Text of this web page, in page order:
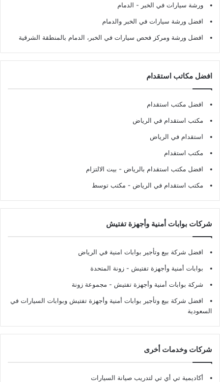
ورشة سيارات في الخبر - الدمام
افضل ورشة سيارات في الخبر والدمام
افضل ورشة ومركز فحص سيارات في الخبر، الدمام بالمنطقة الشرقية
افضل مكاتب استقدام
افضل مكتب استقدام
مكتب استقدام في الرياض
استقدام في الرياض
مكتب استقدام
افضل مكتب استقدام بالرياض - بيت الالتزام
مكتب استقدام في الرياض - مكتب توسط
شركات بوابات أمنية وأجهزة تفتيش
افضل شركة بيع وتأجير بوابات امنية في الرياض
بوابات أمنية وأجهزة تفتيش - زونة المتحدة
شركة بوابات أمنية وأجهزة تفتيش - مجموعة زونة
افضل شركة بيع وتأجير بوابات أمنية وأجهزة تفتيش وبوابات السيارات في
السعودية
شركات وخدمات أخرى
أكاديمية تي أي تي لتدريب صيانة السيارات